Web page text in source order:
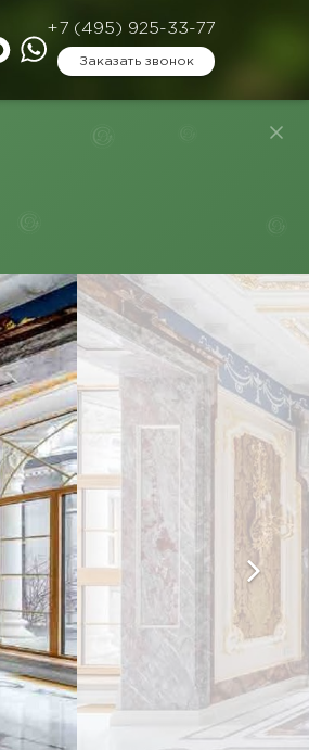
+7 (495) 925-33-77
Заказать звонок